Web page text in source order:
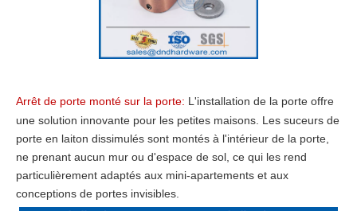
Arrêt de porte monté sur la porte: L'installation de la porte offre
une solution innovante pour les petites maisons. Les suceurs de
porte en laiton dissimulés sont montés à l'intérieur de la porte,
ne prenant aucun mur ou d'espace de sol, ce qui les rend
particulièrement adaptés aux mini-apartements et aux
conceptions de portes invisibles.